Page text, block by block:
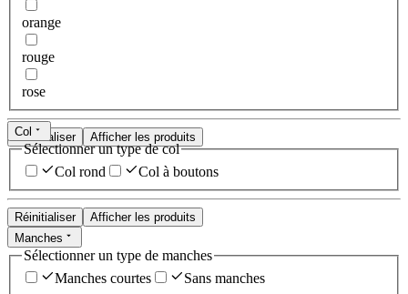
orange
rouge
rose
Réinitialiser Afficher les produits
Col
Sélectionner un type de col
Col rond
Col à boutons
Réinitialiser
Afficher les produits
Manches
Sélectionner un type de manches
Manches courtes
Sans manches